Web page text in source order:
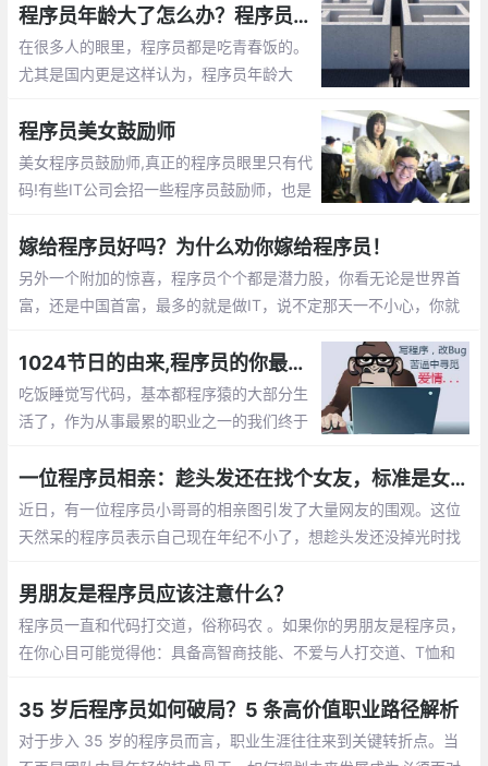
码的路上。这篇文章告诉你怎么撩程序员程序员年龄大了怎么办？程序员年龄大了的出路
在很多人的眼里，程序员都是吃青春饭的。
尤其是国内更是这样认为，程序员年龄大
担心以后的出路了。那么未来大龄程序员的
出路在哪呢？
程序员美女鼓励师
美女程序员鼓励师,真正的程序员眼里只有代
码!有些IT公司会招一些程序员鼓励师，也是
程序员鼓励师的作用，她们总是能激发程序
员们的肾上腺素分泌。
嫁给程序员好吗？为什么劝你嫁给程序员！
另外一个附加的惊喜，程序员个个都是潜力股，你看无论是世界首
富，还是中国首富，最多的就是做IT，说不定那天一不小心，你就
序员收入稳定，生活安逸，属于长期持有型成长股
1024节日的由来,程序员的你最想对自己说的是什么？【1024程序员节日】
吃饭睡觉写代码，基本都程序猿的大部分生
活了，作为从事最累的职业之一的我们终于
序员致敬，向自己致敬，向未来致敬。
一位程序员相亲：趁头发还在找个女友，标准是女孩就行
近日，有一位程序员小哥哥的相亲图引发了大量网友的围观。这位
天然呆的程序员表示自己现在年纪不小了，想趁头发还没掉光时找
男朋友是程序员应该注意什么？
程序员一直和代码打交道，俗称码农 。如果你的男朋友是程序员，
在你心目可能觉得他：具备高智商技能、不爱与人打交道、T恤和
相处呢，需要你应该注意什么呢？
35 岁后程序员如何破局？5 条高价值职业路径解析
对于步入 35 岁的程序员而言，职业生涯往往来到关键转折点。当